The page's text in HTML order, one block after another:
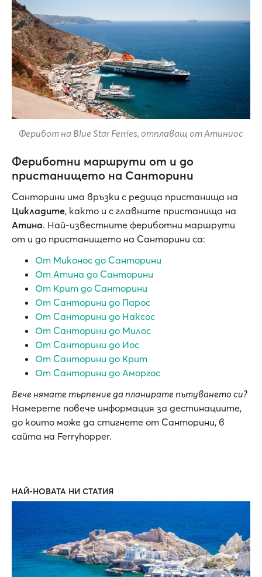
Ферибот на Blue Star Ferries, отплаващ от Атиниос
Фериботни маршрути от и до
пристанището на Санторини
Санторини има връзки с редица пристанища на
Цикладите, както и с главните пристанища на
Атина. Най-известните фериботни маршрути
от и до пристанището на Санторини са:
От Миконос до Санторини
От Атина до Санторини
От Крит до Санторини
От Санторини до Парос
От Санторини до Наксос
От Санторини до Милос
От Санторини до Иос
От Санторини до Крит
От Санторини до Аморгос
Вече нямате търпение да планирате пътуването си?
Намерете повече информация за дестинациите,
до които може да стигнете от Санторини, в
сайта на Ferryhopper.
НАЙ-НОВАТА НИ СТАТИЯ